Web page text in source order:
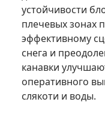
устойчивости
плечевых зонах
эффективному
снега и
канавки
оперативного
слякоти и воды.